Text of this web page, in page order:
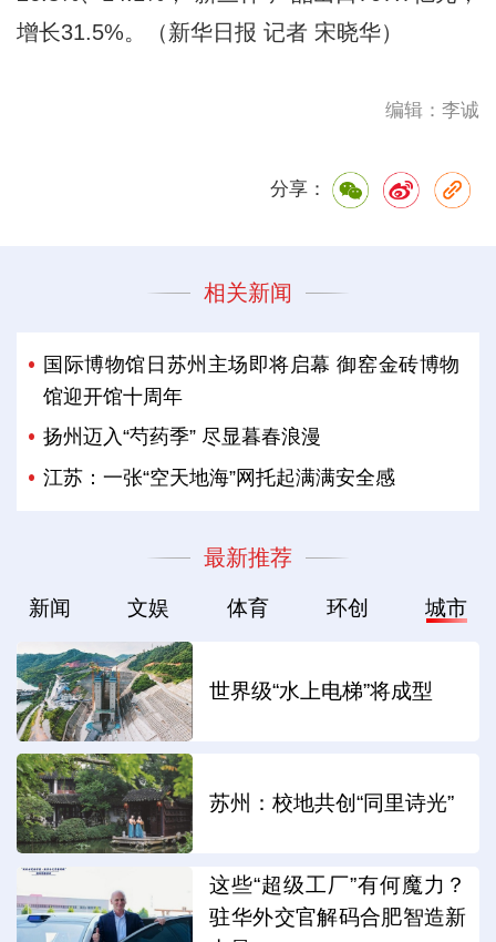
增长31.5%。（新华日报 记者 宋晓华）
编辑：李诚
分享：
相关新闻
国际博物馆日苏州主场即将启幕 御窑金砖博物
馆迎开馆十周年
扬州迈入“芍药季” 尽显暮春浪漫
江苏：一张“空天地海”网托起满满安全感
最新推荐
新闻 文娱 体育 环创 城市
世界级“水上电梯”将成型
苏州：校地共创“同里诗光”
这些“超级工厂”有何魔力？
驻华外交官解码合肥智造新